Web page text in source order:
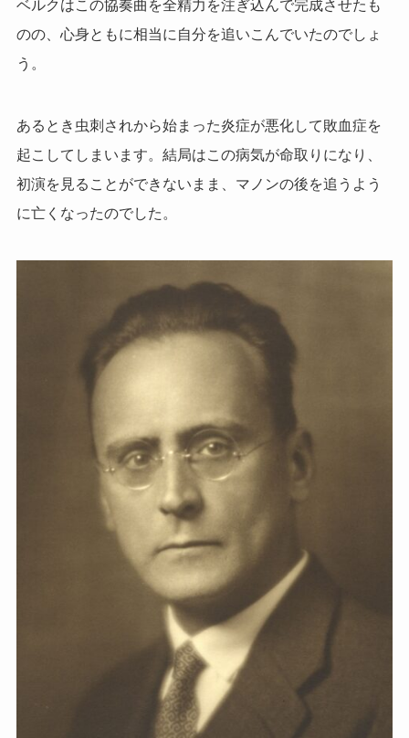
ベルクはこの協奏曲を全精力を注ぎ込んで完成させたも
のの、心身ともに相当に自分を追いこんでいたのでしょ
う。
あるとき虫刺されから始まった炎症が悪化して敗血症を
起こしてしまいます。結局はこの病気が命取りになり、
初演を見ることができないまま、マノンの後を追うよう
に亡くなったのでした。